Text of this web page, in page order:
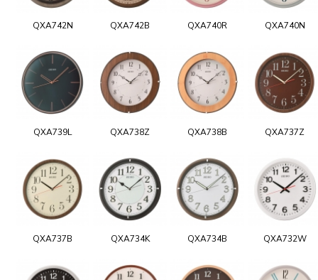
QXA742N QXA742B QXA740R QXA740N
QXA739L QXA738Z QXA738B QXA737Z
QXA737B QXA734K QXA734B QXA732W